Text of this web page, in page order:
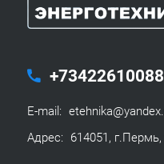
+73422610088
E-mail:
Адрес:
614051,